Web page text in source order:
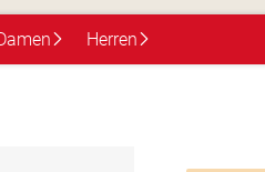
Herren